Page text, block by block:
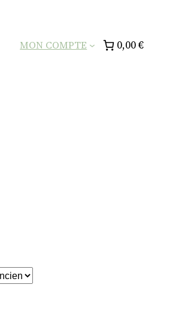
MON COMPTE 0,00 €